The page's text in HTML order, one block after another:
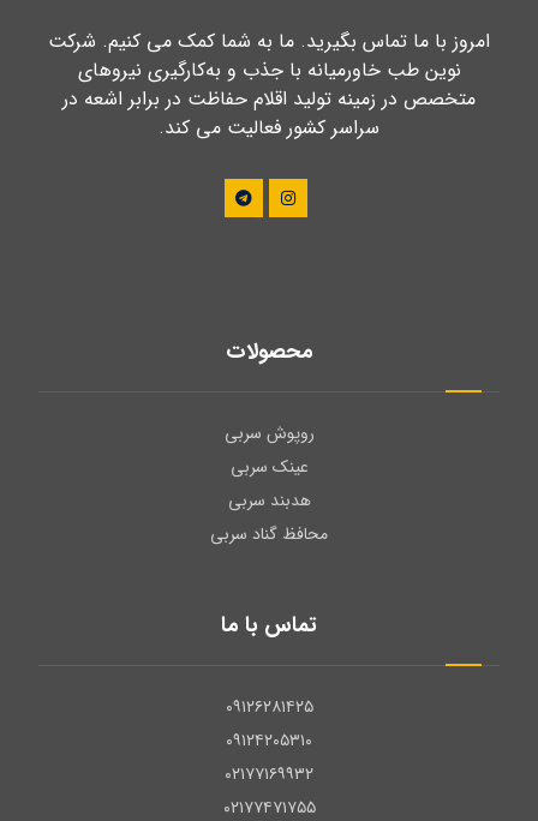
امروز با ما تماس بگیرید. ما به شما کمک می کنیم. شرکت
نوین طب خاورمیانه با جذب و به‌کارگیری نیروهای
متخصص در زمینه تولید اقلام حفاظت در برابر اشعه در
سراسر کشور فعالیت می کند.
محصولات
روپوش سربی
عینک سربی
هدبند سربی
محافظ گناد سربی
تماس با ما
۰۹۱۲۶۲۸۱۴۲۵
۰۹۱۲۴۲۰۵۳۱۰
۰۲۱۷۷۱۶۹۹۳۲
۰۲۱۷۷۴۷۱۷۵۵